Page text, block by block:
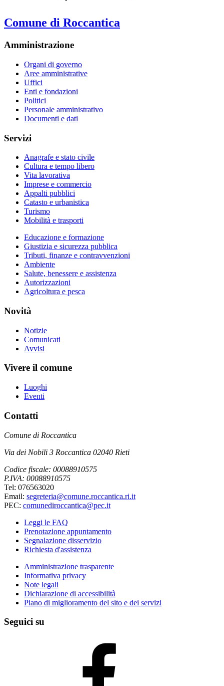
Comune di Roccantica
Amministrazione
Organi di governo
Aree amministrative
Uffici
Enti e fondazioni
Politici
Personale amministrativo
Documenti e dati
Servizi
Anagrafe e stato civile
Cultura e tempo libero
Vita lavorativa
Imprese e commercio
Appalti pubblici
Catasto e urbanistica
Turismo
Mobilità e trasporti
Educazione e formazione
Giustizia e sicurezza pubblica
Tributi, finanze e contravvenzioni
Ambiente
Salute, benessere e assistenza
Autorizzazioni
Agricoltura e pesca
Novità
Notizie
Comunicati
Avvisi
Vivere il comune
Luoghi
Eventi
Contatti
Comune di Roccantica
Via dei Nobili 3 Roccantica 02040 Rieti
Codice fiscale: 00088910575
P.IVA: 00088910575
Tel: 076563020
Email: segreteria@comune.roccantica.ri.it
PEC: comunediroccantica@pec.it
Leggi le FAQ
Prenotazione appuntamento
Segnalazione disservizio
Richiesta d'assistenza
Amministrazione trasparente
Informativa privacy
Note legali
Dichiarazione di accessibilità
Piano di miglioramento del sito e dei servizi
Seguici su